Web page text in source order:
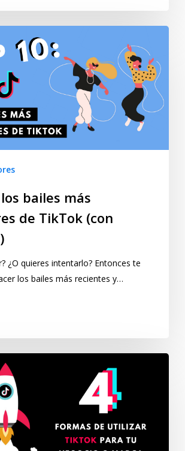
bailes más
de TikTok (con
¿O quieres intentarlo? Entonces te
los bailes más recientes y…